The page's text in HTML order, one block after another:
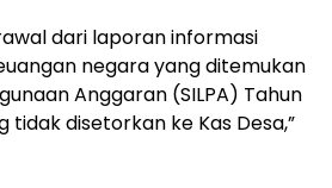
dari laporan informasi
negara yang ditemukan
Anggaran (SILPA) Tahun
tidak disetorkan ke Kas Desa,”